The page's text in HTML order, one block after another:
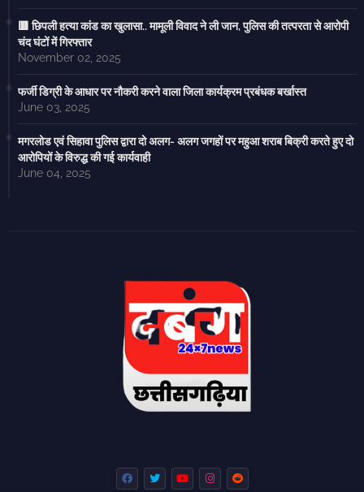
🟥 छिपली हत्या कांड का खुलासा.. मामूली विवाद ने ली जान, पुलिस की तत्परता से आरोपी
चंद घंटों में गिरफ्तार
November 02, 2025
फर्जी डिग्री के आधार पर नौकरी करने वाला जिला कार्यक्रम प्रबंधक बर्खास्त
June 03, 2025
मगरलोड एवं सिहावा पुलिस द्वारा दो अलग- अलग जगहों पर महुआ शराब बिक्री करते हुए दो
आरोपियों के विरुद्ध की गई कार्यवाही
June 04, 2025